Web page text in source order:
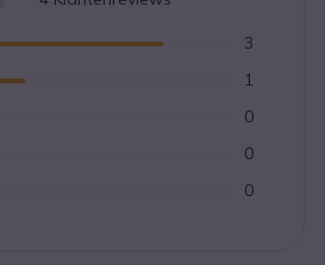
3
1
0
0
0